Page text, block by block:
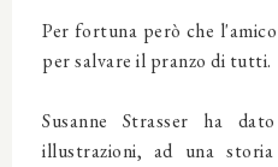
Per fortuna però che
per salvare il pranzo di tutti.
Susanne Strasser ha
illustrazioni, ad una